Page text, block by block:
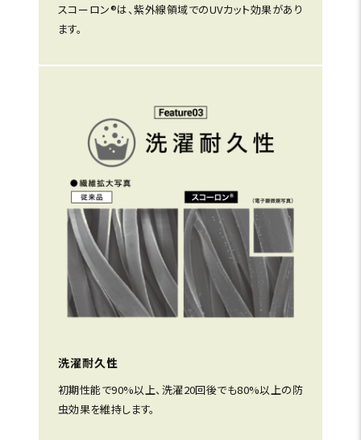
スコーロン®は、紫外線領域でのUVカット効果があり
ます。
洗濯耐久性
初期性能で90%以上、洗濯20回後でも80%以上の防
虫効果を維持します。